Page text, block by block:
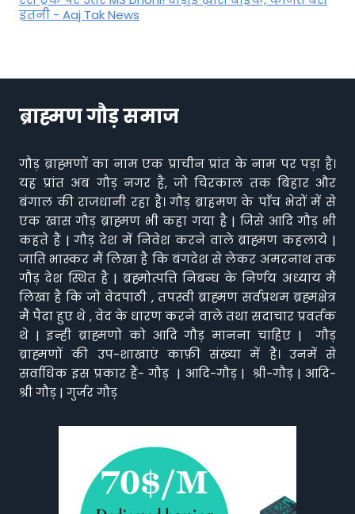
इतनी - Aaj Tak News
ब्राह्मण गौड़ समाज
गौड़ ब्राह्मणों का नाम एक प्राचीन प्रांत के नाम पर पड़ा है।
यह प्रांत अब गौड़ नगर है, जो चिरकाल तक बिहार और
बंगाल की राजधानी रहा है। गौड़ ब्राहमण के पाँच भेदों में से
एक खास गौड़ ब्राह्मण भी कहा गया है | जिसे आदि गौड़ भी
कहते हैं | गौड़ देश में निवेश करने वाले ब्राह्मण कहलाये |
जाति भास्कर मैं लिखा है कि बंगदेश से लेकर अमरनाथ तक
गौड़ देश स्थित है | ब्रह्मोत्पत्ति निबन्ध के निर्णय अध्याय मैं
लिखा है कि जो वेदपाठी , तपस्वी ब्राह्मण सर्वप्रथम ब्रह्मक्षेत्र
मैं पैदा हुए थे , वेद के धारण करने वाले तथा सदाचार प्रवर्तक
थे | इन्ही ब्राह्मणो को आदि गौड़ मानना चाहिए | गौड़
ब्राह्मणों की उप-शाखाएं काफ़ी संख्या में हैं। उनमें से
सर्वाधिक इस प्रकार हैं- गौड़ | आदि-गौड़ | श्री-गौड़ | आदि-
श्री गौड़ | गुर्जर गौड़